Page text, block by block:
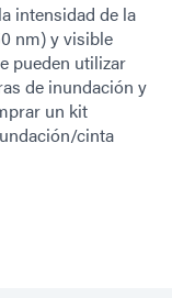
intensidad de la
nm) y visible
pueden utilizar
de inundación y
un kit
cinta